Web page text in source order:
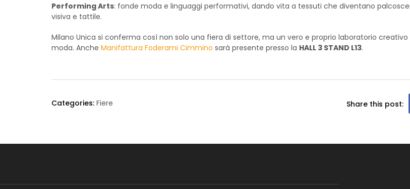
Performing Arts: fonde moda e linguaggi performativi, dando vita a tessuti che diventano
visiva e tattile.
Milano Unica si conferma così non solo una fiera di settore, ma un vero e proprio laboratorio
moda. Anche Manifattura Foderami Cimmino sarà presente presso la HALL 3 STAND L13.
Categories: Fiere Share this post: